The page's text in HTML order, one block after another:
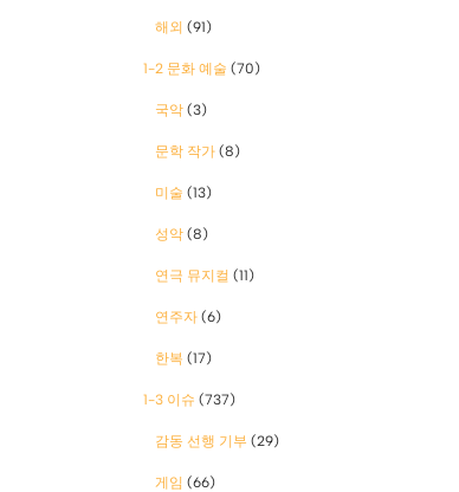
해외 (91)
1-2 문화 예술 (70)
국악 (3)
문학 작가 (8)
미술 (13)
성악 (8)
연극 뮤지컬 (11)
연주자 (6)
한복 (17)
1-3 이슈 (737)
감동 선행 기부 (29)
게임 (66)